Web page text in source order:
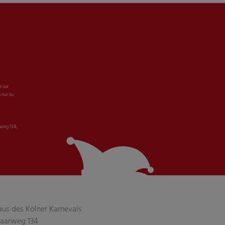
zur
zu
134,
des Kölner Karnevals
134